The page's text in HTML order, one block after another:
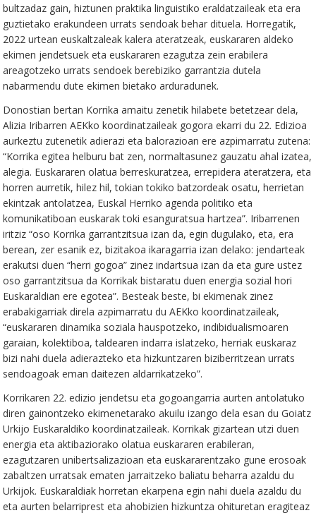
bultzadaz gain, hiztunen praktika linguistiko eraldatzaileak eta era
guztietako erakundeen urrats sendoak behar dituela. Horregatik,
2022 urtean euskaltzaleak kalera ateratzeak, euskararen aldeko
ekimen jendetsuek eta euskararen ezagutza zein erabilera
areagotzeko urrats sendoek berebiziko garrantzia dutela
nabarmendu dute ekimen bietako arduradunek.
Donostian bertan Korrika amaitu zenetik hilabete betetzear dela,
Alizia Iribarren AEKko koordinatzaileak gogora ekarri du 22. Edizioa
aurkeztu zutenetik adierazi eta balorazioan ere azpimarratu zutena:
“Korrika egitea helburu bat zen, normaltasunez gauzatu ahal izatea,
alegia. Euskararen olatua berreskuratzea, errepidera ateratzera, eta
horren aurretik, hilez hil, tokian tokiko batzordeak osatu, herrietan
ekintzak antolatzea, Euskal Herriko agenda politiko eta
komunikatiboan euskarak toki esanguratsua hartzea”. Iribarrenen
iritziz “oso Korrika garrantzitsua izan da, egin dugulako, eta, era
berean, zer esanik ez, bizitakoa ikaragarria izan delako: jendarteak
erakutsi duen “herri gogoa” zinez indartsua izan da eta gure ustez
oso garrantzitsua da Korrikak bistaratu duen energia sozial hori
Euskaraldian ere egotea”. Besteak beste, bi ekimenak zinez
erabakigarriak direla azpimarratu du AEKko koordinatzaileak,
“euskararen dinamika soziala hauspotzeko, indibidualismoaren
garaian, kolektiboa, taldearen indarra islatzeko, herriak euskaraz
bizi nahi duela adierazteko eta hizkuntzaren biziberritzean urrats
sendoagoak eman daitezen aldarrikatzeko”.
Korrikaren 22. edizio jendetsu eta gogoangarria aurten antolatuko
diren gainontzeko ekimenetarako akuilu izango dela esan du Goiatz
Urkijo Euskaraldiko koordinatzaileak. Korrikak gizartean utzi duen
energia eta aktibaziorako olatua euskararen erabileran,
ezagutzaren unibertsalizazioan eta euskararentzako gune erosoak
zabaltzen urratsak ematen jarraitzeko baliatu beharra azaldu du
Urkijok. Euskaraldiak horretan ekarpena egin nahi duela azaldu du
eta aurten belarriprest eta ahobizien hizkuntza ohituretan eragiteaz